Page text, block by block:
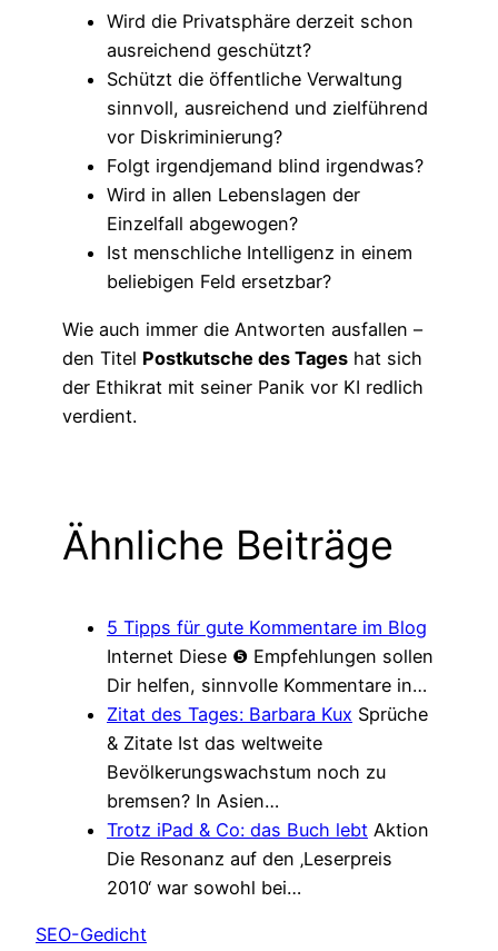
Wird die Privatsphäre derzeit schon
ausreichend geschützt?
Schützt die öffentliche Verwaltung
sinnvoll, ausreichend und zielführend
vor Diskriminierung?
Folgt irgendjemand blind irgendwas?
Wird in allen Lebenslagen der
Einzelfall abgewogen?
Ist menschliche Intelligenz in einem
beliebigen Feld ersetzbar?
Wie auch immer die Antworten ausfallen –
den Titel Postkutsche des Tages hat sich
der Ethikrat mit seiner Panik vor KI redlich
verdient.
Ähnliche Beiträge
5 Tipps für gute Kommentare im Blog
Internet Diese ❺ Empfehlungen sollen
Dir helfen, sinnvolle Kommentare in…
Zitat des Tages: Barbara Kux Sprüche
& Zitate Ist das weltweite
Bevölkerungswachstum noch zu
bremsen? In Asien…
Trotz iPad & Co: das Buch lebt Aktion
Die Resonanz auf den ‚Leserpreis
2010‘ war sowohl bei…
SEO-Gedicht